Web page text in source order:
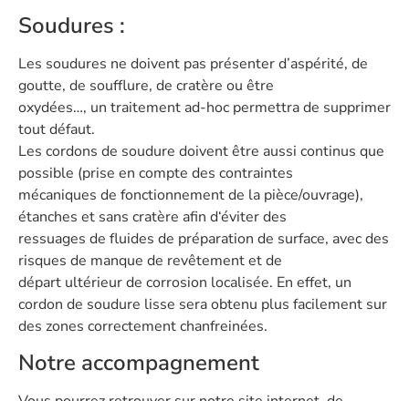
Soudures :
Les soudures ne doivent pas présenter d’aspérité, de
goutte, de soufflure, de cratère ou être
oxydées…, un traitement ad-hoc permettra de supprimer
tout défaut.
Les cordons de soudure doivent être aussi continus que
possible (prise en compte des contraintes
mécaniques de fonctionnement de la pièce/ouvrage),
étanches et sans cratère afin d‘éviter des
ressuages de fluides de préparation de surface, avec des
risques de manque de revêtement et de
départ ultérieur de corrosion localisée. En effet, un
cordon de soudure lisse sera obtenu plus facilement sur
des zones correctement chanfreinées.
Notre accompagnement